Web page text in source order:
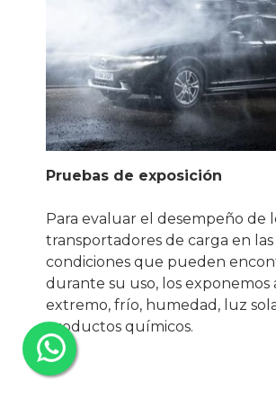
Pruebas de exposición
Para evaluar el desempeño de
transportadores de carga en las
condiciones que pueden
durante su uso, los exponemos
extremo, frío, humedad, luz
productos químicos.